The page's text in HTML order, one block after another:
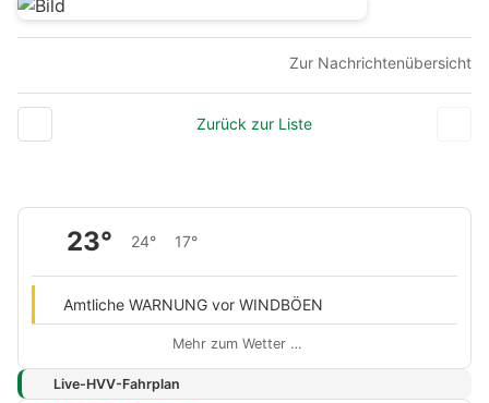
Zur Nachrichtenübersicht
Zurück zur Liste
23° 24° 17°
Amtliche WARNUNG vor WINDBÖEN
Mehr zum Wetter …
Live-HVV-Fahrplan